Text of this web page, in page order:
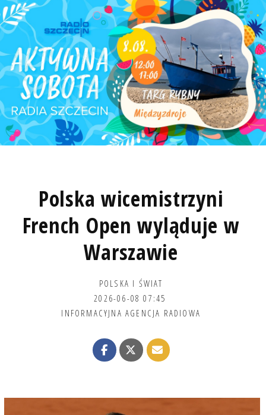
Polska wicemistrzyni
French Open wyląduje w
Warszawie
POLSKA I ŚWIAT
2026-06-08 07:45
INFORMACYJNA AGENCJA RADIOWA